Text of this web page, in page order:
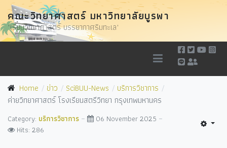
คณะวิทยาศาสตร์ มหาวิทยาลัยบูรพา
"เรียนวิทยาศาสตร์ บรรยากาศริมทะเล"
Home ข่าว SciBUU-News
บริการวิชาการ
ค่ายวิทยาศาสตร์ โรงเรียนสตรีวิทยา กรุงเทพมหานคร
Category: บริการวิชาการ
06 November 2025
Hits: 286